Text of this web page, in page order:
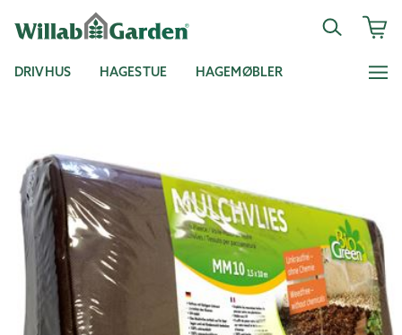
DRIVHUS HAGESTUE HAGEMØBLER